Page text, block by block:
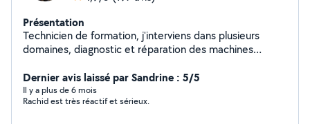
Présentation
Technicien de formation, j'interviens dans plusieurs
domaines, diagnostic et réparation des machines
vaisselle/four...), électricité générale et d'autres
domaines que je maîtrise selon mes compétences. Je
n'interviens pas dans le domaine du froid. Avec les
Dernier avis laissé par Sandrine : 5/5
Il y a plus de 6 mois
Rachid est très réactif et sérieux.